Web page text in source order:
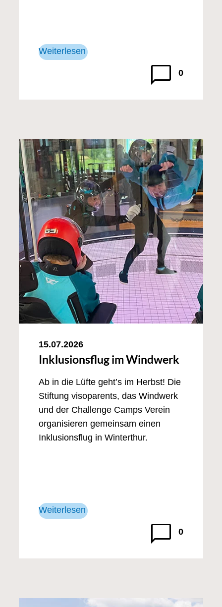
Weiterlesen
0
15.07.2026
Inklusionsflug im Windwerk
Ab in die Lüfte geht’s im Herbst! Die
Stiftung visoparents, das Windwerk
und der Challenge Camps Verein
organisieren gemeinsam einen
Inklusionsflug in Winterthur.
Weiterlesen
0